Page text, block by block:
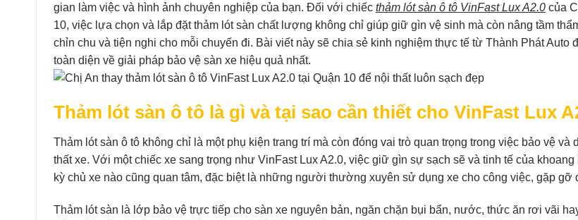
gian làm việc và hình ảnh chuyên nghiệp của bạn. Đối với chiếc thảm lót sàn ô tô VinFast Lux A2.0 của
10, việc lựa chọn và lắp đặt thảm lót sàn chất lượng không chỉ giúp giữ gìn vệ sinh mà còn nâng tầm
chỉn chu và tiện nghi cho mỗi chuyến đi. Bài viết này sẽ chia sẻ kinh nghiệm thực tế từ Thành Phát Auto
toàn diện về giải pháp bảo vệ sàn xe hiệu quả nhất.
Thảm lót sàn ô tô là gì và tại sao cần thiết cho VinFast Lux
Thảm lót sàn ô tô không chỉ là một phụ kiện trang trí mà còn đóng vai trò quan trọng trong việc bảo vệ và
thất xe. Với một chiếc xe sang trọng như VinFast Lux A2.0, việc giữ gìn sự sạch sẽ và tinh tế của
kỳ chủ xe nào cũng quan tâm, đặc biệt là những người thường xuyên sử dụng xe cho công việc, gặp gỡ
Thảm lót sàn là lớp bảo vệ trực tiếp cho sàn xe nguyên bản, ngăn chặn bụi bẩn, nước, thức ăn rơi vãi